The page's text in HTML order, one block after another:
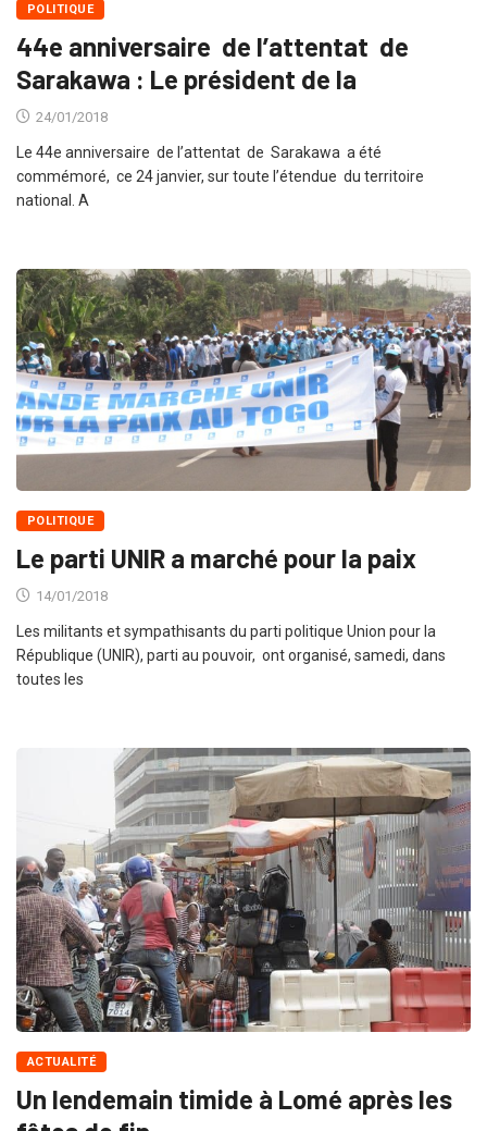
POLITIQUE
44e anniversaire de l’attentat de
Sarakawa : Le président de la
24/01/2018
Le 44e anniversaire de l’attentat de Sarakawa a été
commémoré, ce 24 janvier, sur toute l’étendue du territoire
national. A
POLITIQUE
Le parti UNIR a marché pour la paix
14/01/2018
Les militants et sympathisants du parti politique Union pour la
République (UNIR), parti au pouvoir, ont organisé, samedi, dans
toutes les
ACTUALITÉ
Un lendemain timide à Lomé après les